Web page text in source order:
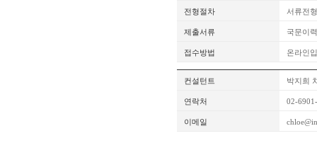
전형절차 서류전
제출서류 국문이
접수방법 온라인
컨설턴트 박지희
연락처 02-
이메일